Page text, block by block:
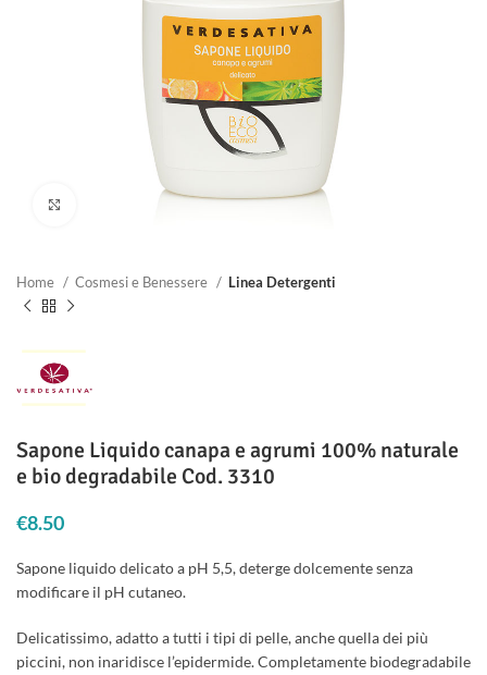
Clicca per ingrandire
Home Cosmesi e Benessere Linea Detergenti
Sapone Liquido canapa e agrumi 100% naturale
e bio degradabile Cod. 3310
€8.50
Sapone liquido delicato a pH 5,5, deterge dolcemente senza
modificare il pH cutaneo.
Delicatissimo, adatto a tutti i tipi di pelle, anche quella dei più
piccini, non inaridisce l’epidermide. Completamente biodegradabile